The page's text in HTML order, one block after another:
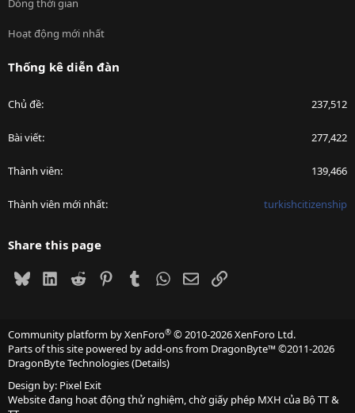
Hoạt động mới nhất
Thống kê diễn đàn
Chủ đề 237,512
Bài viết 277,422
Thành viên 139,466
Thành viên mới nhất turkishcitizenship
Share this page
BlueskyLinkedIn
Reddit PinterestTumblrWhatsApp
EmailLink
Community platform by XenForo® © 2010-2026 XenForo Ltd.
Parts of this site powered byadd-ons from DragonByte™©2011-2026
DragonByte Technologies(Details)
Design by: Pixel Exit
Website đang hoạt động thử nghiệm, chờ giấy phép MXH của Bộ TT &